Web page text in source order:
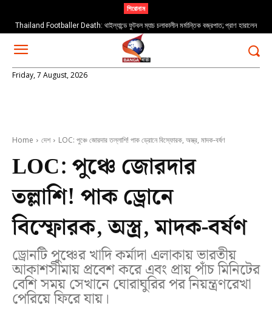
শিরোনাম
Thailand Footballer Death: থাইল্যান্ডে ফুটবল ম্যাচ চলাকালীন মর্মান্তিক বজ্রপাত; প্রাণ হারালেন
তরুণ ফুটবলার সাফওয়ান আওয়ে
Friday, 7 August, 2026
Home দেশ LOC: পুঞ্চে জোরদার তল্লাশি! পাক ড্রোনে বিস্ফোরক, অস্ত্র, মাদক-বর্ষণ
LOC: পুঞ্চে জোরদার
তল্লাশি! পাক ড্রোনে
বিস্ফোরক, অস্ত্র, মাদক-বর্ষণ
ড্রোনটি পুঞ্চের খাদি কর্মাদা এলাকায় ভারতীয়
আকাশসীমায় প্রবেশ করে এবং প্রায় পাঁচ মিনিটের
বেশি সময় সেখানে ঘোরাঘুরির পর নিয়ন্ত্রণরেখা
পেরিয়ে ফিরে যায়।